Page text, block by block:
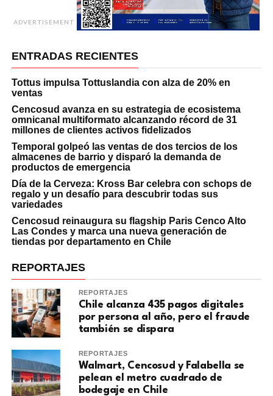
ADVERTISEMENT
ENTRADAS RECIENTES
Tottus impulsa Tottuslandia con alza de 20% en
ventas
Cencosud avanza en su estrategia de ecosistema
omnicanal multiformato alcanzando récord de 31
millones de clientes activos fidelizados
Temporal golpeó las ventas de dos tercios de los
almacenes de barrio y disparó la demanda de
productos de emergencia
Día de la Cerveza: Kross Bar celebra con schops de
regalo y un desafío para descubrir todas sus
variedades
Cencosud reinaugura su flagship Paris Cenco Alto
Las Condes y marca una nueva generación de
tiendas por departamento en Chile
REPORTAJES
REPORTAJES
Chile alcanza 435 pagos digitales
por persona al año, pero el fraude
también se dispara
REPORTAJES
Walmart, Cencosud y Falabella se
pelean el metro cuadrado de
bodegaje en Chile